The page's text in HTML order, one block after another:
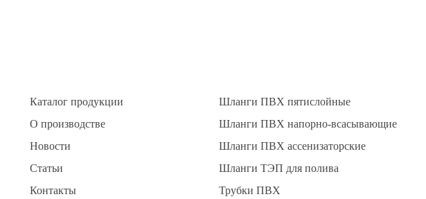
Каталог продукции
О производстве
Новости
Статьи
Контакты
Шланги ПВХ пятислойные
Шланги ПВХ напорно-всасывающие
Шланги ПВХ ассенизаторские
Шланги ТЭП для полива
Трубки ПВХ